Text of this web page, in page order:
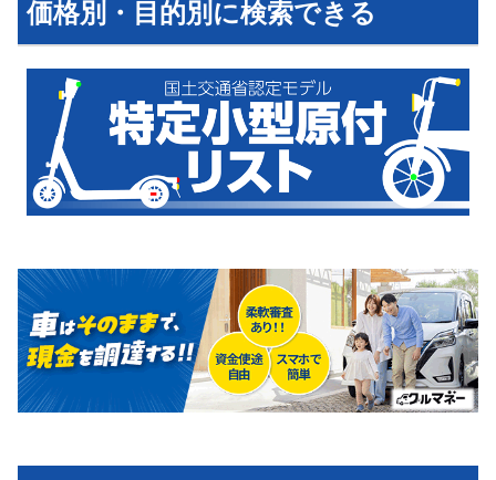
電動キックボード
ライフスタイル
テクノロジー
このメディアについて
利用規約
プライバシーポリシー
ライター名簿
価格別・目的別に検索できる